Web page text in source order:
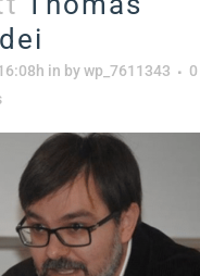
in bywp_7611343
0